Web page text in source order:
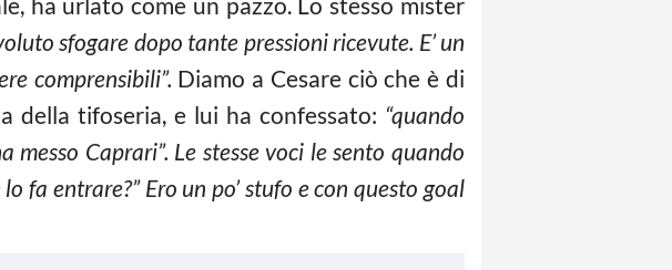
sfogare dopo tante pressioni ricevute. E’ un
comprensibili”. Diamo a Cesare ciò che è di
della tifoseria, e lui ha confessato: “quando
Caprari”. Le stesse voci le sento quando
fa entrare?” Ero un po’ stufo e con questo goal